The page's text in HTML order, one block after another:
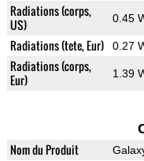
Radiations (corps,
US)
0.45
Radiations (tete, Eur) 0.27
Radiations (corps,
Eur)
1.39
Nom du Produit